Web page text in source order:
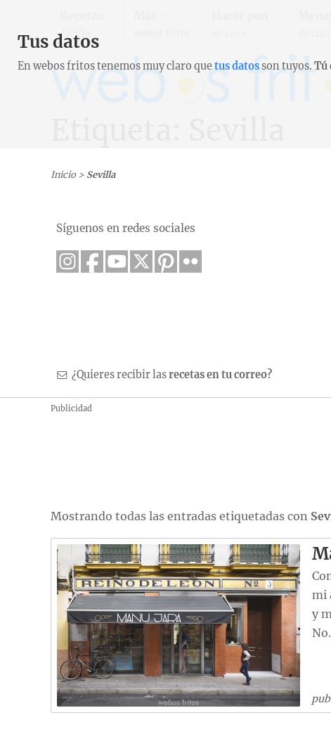
fáciles
Inicio> Sevilla
Síguenos en redes sociales
¿Quieres recibir lasrecetas en tu correo?
Publicidad
Mostrando todas las entradas etiquetadas con
mi
y
Tus datos
En webos fritos tenemos muy claro quetus datosson tuyos. Tú